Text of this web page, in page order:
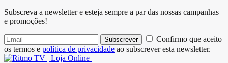
Subscreva a newsletter e esteja sempre a par das nossas campanhas
e promoções!
Subscrever
Confirmo que aceito
os termos e política de privacidade ao subscrever esta newsletter.